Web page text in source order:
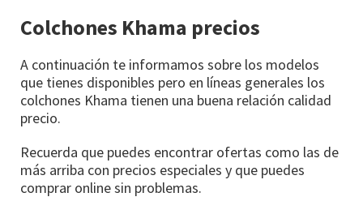
Colchones Khama precios
A continuación te informamos sobre los modelos
que tienes disponibles pero en líneas generales los
colchones Khama tienen una buena relación calidad
precio.
Recuerda que puedes encontrar ofertas como las de
más arriba con precios especiales y que puedes
comprar online sin problemas.